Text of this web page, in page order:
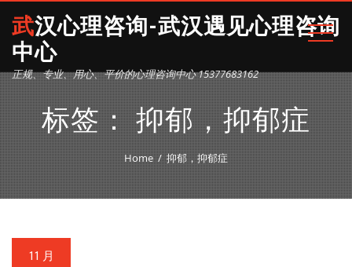
武汉心理咨询-武汉遇见心理咨询
中心
正规、专业、用心、平价的心理咨询中心 15377683162
标签：抑郁，抑郁症
Home 抑郁，抑郁症
11 月